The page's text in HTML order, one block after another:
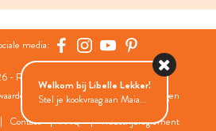
media:
- Roularta Media Group
Cookies
Cookies instellingen
Contact FAQ Wedstrijdreglement
Welkom bij Libelle Lekker!
Stel je kookvraag aan Maia...